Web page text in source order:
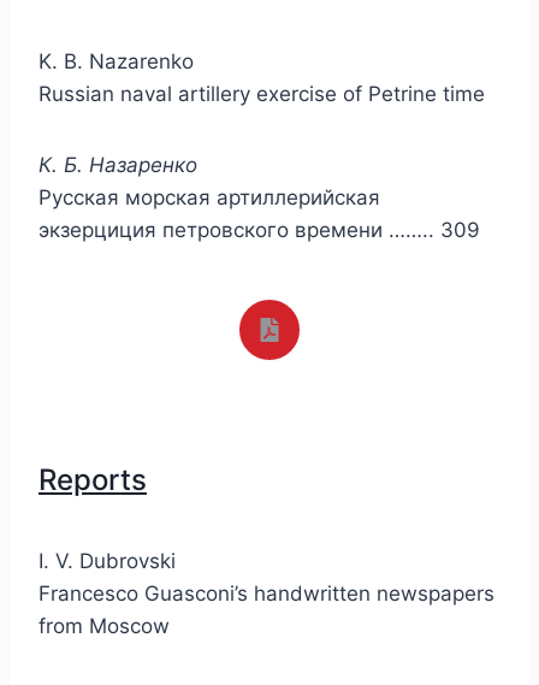
K. B. Nazarenko
Russian naval artillery exercise of Petrine time
К. Б. Назаренко
Русская морская артиллерийская
экзерциция петровского времени …….. 309
Reports
I. V. Dubrovski
Francesco Guasconi’s handwritten newspapers
from Moscow